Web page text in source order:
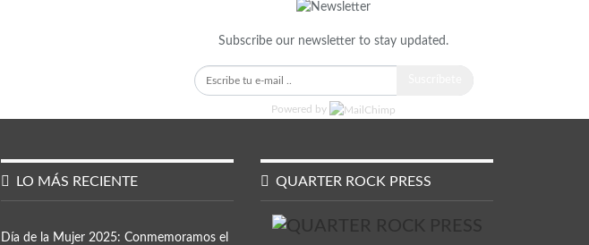
Subscribe our newsletter to stay updated.
Powered by
LO MÁS RECIENTE
Día de la Mujer 2025: Conmemoramos el
QUARTER ROCK PRESS